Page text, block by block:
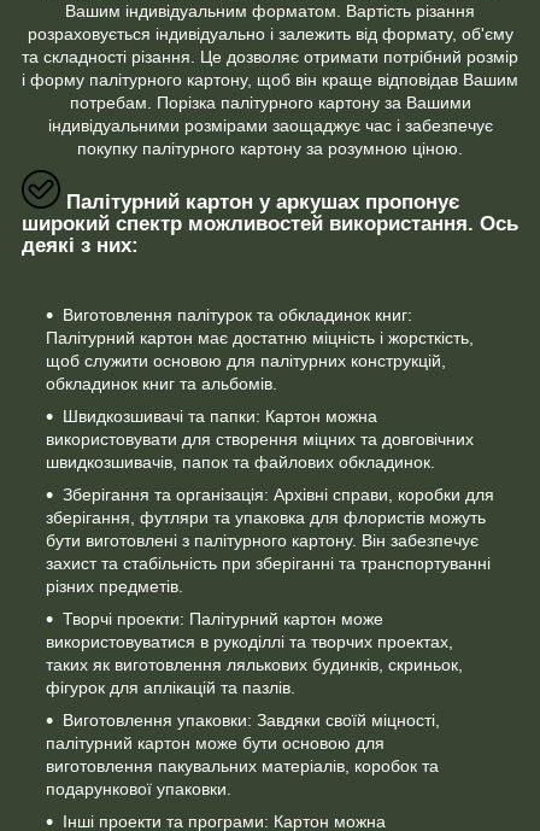
Вашим індивідуальним форматом. Вартість різання
розраховується індивідуально і залежить від формату, об'єму
та складності різання. Це дозволяє отримати потрібний розмір
і форму палітурного картону, щоб він краще відповідав Вашим
потребам. Порізка палітурного картону за Вашими
індивідуальними розмірами заощаджує час і забезпечує
покупку палітурного картону за розумною ціною.
Палітурний картон у аркушах пропонує
широкий спектр можливостей використання. Ось
деякі з них:
Виготовлення палітурок та обкладинок книг:
Палітурний картон має достатню міцність і жорсткість,
щоб служити основою для палітурних конструкцій,
обкладинок книг та альбомів.
Швидкозшивачі та папки: Картон можна
використовувати для створення міцних та довговічних
швидкозшивачів, папок та файлових обкладинок.
Зберігання та організація: Архівні справи, коробки для
зберігання, футляри та упаковка для флористів можуть
бути виготовлені з палітурного картону. Він забезпечує
захист та стабільність при зберіганні та транспортуванні
різних предметів.
Творчі проекти: Палітурний картон може
використовуватися в рукоділлі та творчих проектах,
таких як виготовлення лялькових будинків, скриньок,
фігурок для аплікацій та пазлів.
Виготовлення упаковки: Завдяки своїй міцності,
палітурний картон може бути основою для
виготовлення пакувальних матеріалів, коробок та
подарункової упаковки.
Інші проекти та програми: Картон можна